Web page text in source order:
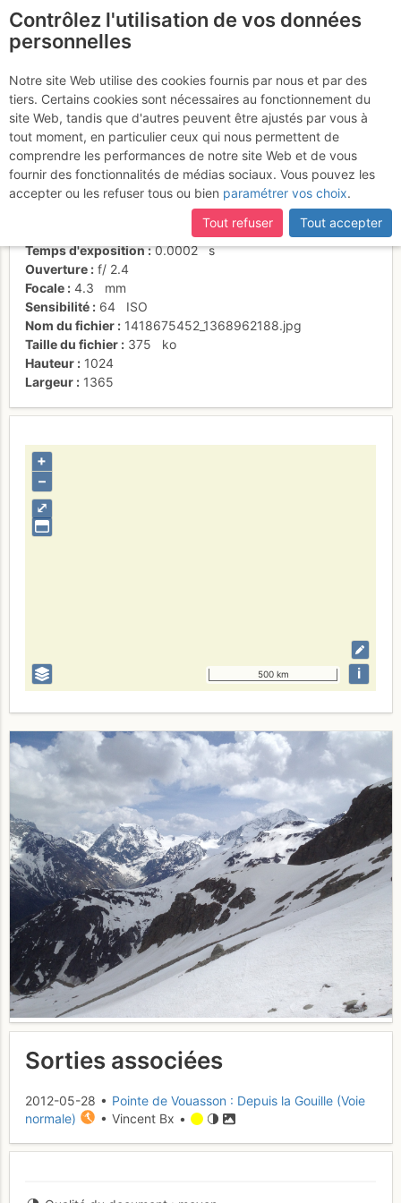
Fond de la vallée d'Arola
Activités
Date/heure
27 mai 2012 14:59
Contributeur
Vincent Bx
individuel (CC by-nc-nd)
Apple iPhone 4S
Temps d'exposition
0.0002 s
Ouverture
f/ 2.4
Focale
4.3
mm
Sensibilité
64
ISO
Nom du fichier
1418675452_1368962188.jpg
Taille du fichier
375
ko
Hauteur
1024
Largeur
1365
⤢
+
–
500 km i
Sorties associées
2012-05-28 • Pointe de Vouasson : Depuis la Gouille (Voie
normale)
• Vincent Bx •
Contrôlez l'utilisation de vos données
personnelles
Notre site Web utilise des cookies fournis par nous et par des
tiers. Certains cookies sont nécessaires au fonctionnement du
site Web, tandis que d'autres peuvent être ajustés par vous à
tout moment, en particulier ceux qui nous permettent de
comprendre les performances de notre site Web et de vous
fournir des fonctionnalités de médias sociaux. Vous pouvez les
accepter ou les refuser tous ou bien paramétrer vos choix.
Tout refuser
Tout accepter